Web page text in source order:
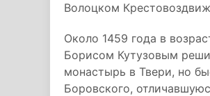
Волоцком
Около 1459 года в
Борисом Кутузовым
монастырь в Твери, но
Боровского,